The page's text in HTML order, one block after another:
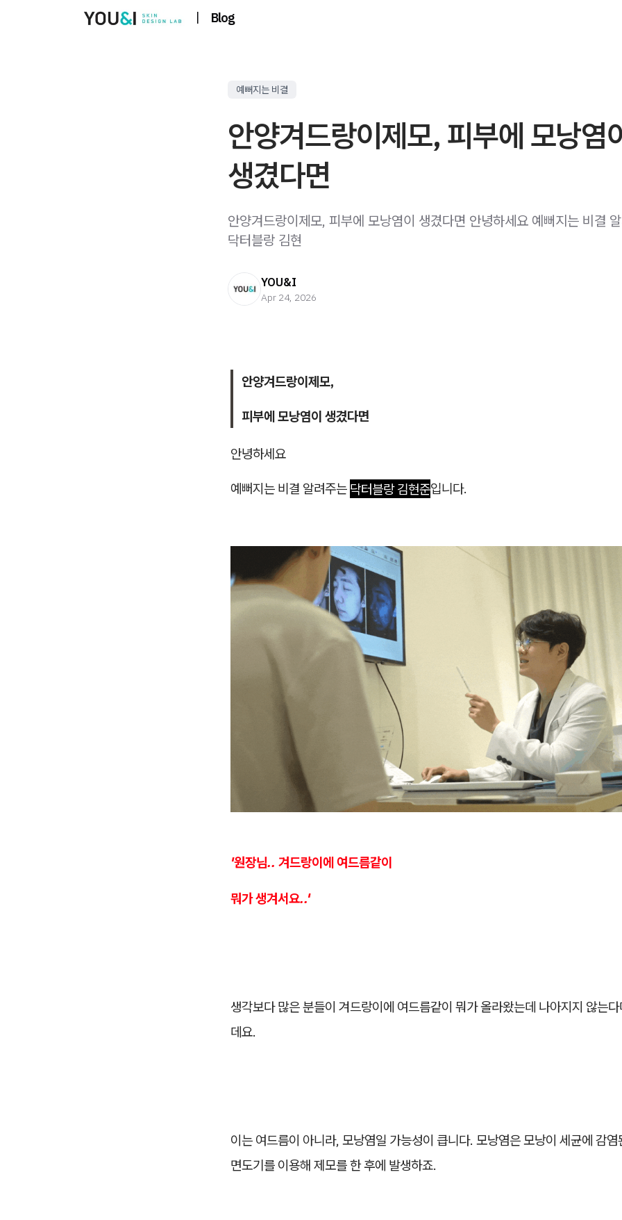
| Blog
예뻐지는 비결
안양겨드랑이제모, 피부에 모낭염
생겼다면
안양겨드랑이제모, 피부에 모낭염이 생겼다면 안녕하세요 예뻐지는 비결
닥터블랑 김현
YOU&I
Apr 24, 2026
안양겨드랑이제모,
피부에 모낭염이 생겼다면
안녕하세요
예뻐지는 비결 알려주는 닥터블랑 김현준입니다.
'원장님.. 겨드랑이에 여드름같이
뭐가 생겨서요..'
생각보다 많은 분들이 겨드랑이에 여드름같이 뭐가 올라왔는데 나아지지 않는
데요.
이는 여드름이 아니라, 모낭염일 가능성이 큽니다. 모낭염은 모낭이 세균에 감
면도기를 이용해 제모를 한 후에 발생하죠.